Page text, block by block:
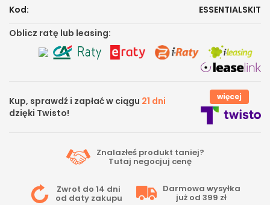
Kod:
ESSENTIALSKIT
Oblicz ratę lub leasing:
Kup, sprawdź i zapłać w ciągu 21 dni
dzięki Twisto!
więcej
Znalazłeś produkt taniej?
Tutaj negocjuj cenę
Zwrot do 14 dni
od daty zakupu
Darmowa wysyłka
już od 399 zł